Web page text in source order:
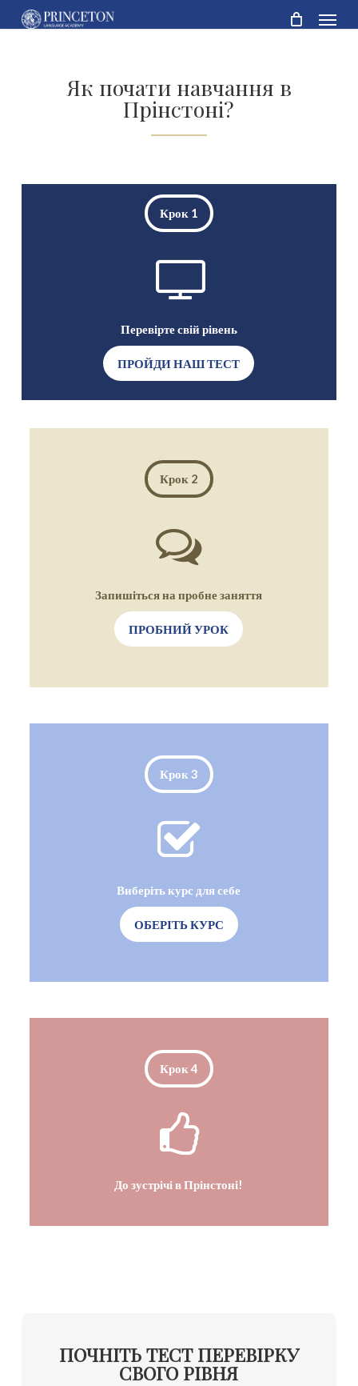
to
Menu
Як почати навчання в
Прінстоні?
Крок 1
Перевірте свій рівень
ПРОЙДИ НАШ ТЕСТ
Крок 2
Запишіться на пробне заняття
ПРОБНИЙ УРОК
Крок 3
Виберіть курс для себе
ОБЕРІТЬ КУРС
Крок 4
До зустрічі в Прінстоні!
ПОЧНІТЬ ТЕСТ ПЕРЕВІРКУ
СВОГО РІВНЯ